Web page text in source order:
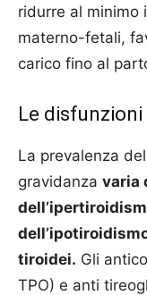
ridurre al minimo
materno-fetali,
carico fino al
Le disfunzioni
La prevalenza
gravidanza varia
tiroidei. Gli
TPO) e anti